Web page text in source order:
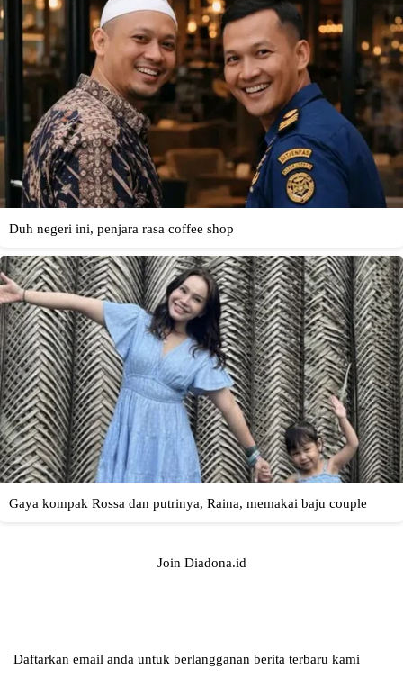
Join Diadona.id
Daftarkan email anda untuk berlangganan berita terbaru kami